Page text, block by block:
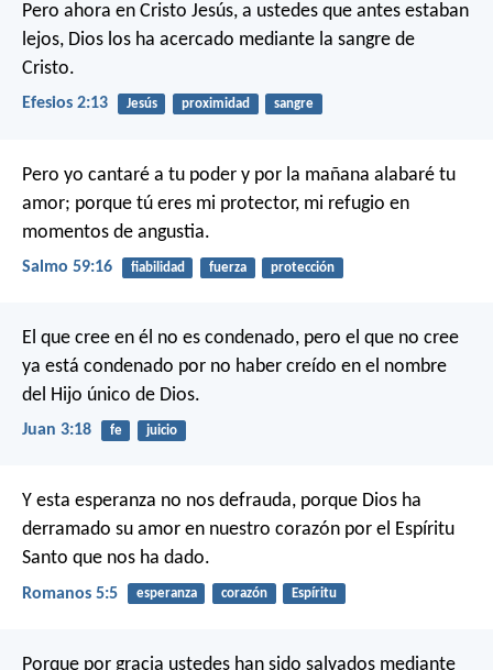
Pero ahora en Cristo Jesús, a ustedes que antes estaban
lejos, Dios los ha acercado mediante la sangre de
Cristo.
Efesios 2:13 Jesús proximidad sangre
Pero yo cantaré a tu poder y por la mañana alabaré tu
amor; porque tú eres mi protector, mi refugio en
momentos de angustia.
Salmo 59:16 fiabilidad fuerza protección
El que cree en él no es condenado, pero el que no cree
ya está condenado por no haber creído en el nombre
del Hijo único de Dios.
Juan 3:18 fe juicio
Y esta esperanza no nos defrauda, porque Dios ha
derramado su amor en nuestro corazón por el Espíritu
Santo que nos ha dado.
Romanos 5:5 esperanza corazón Espíritu
Porque por gracia ustedes han sido salvados mediante